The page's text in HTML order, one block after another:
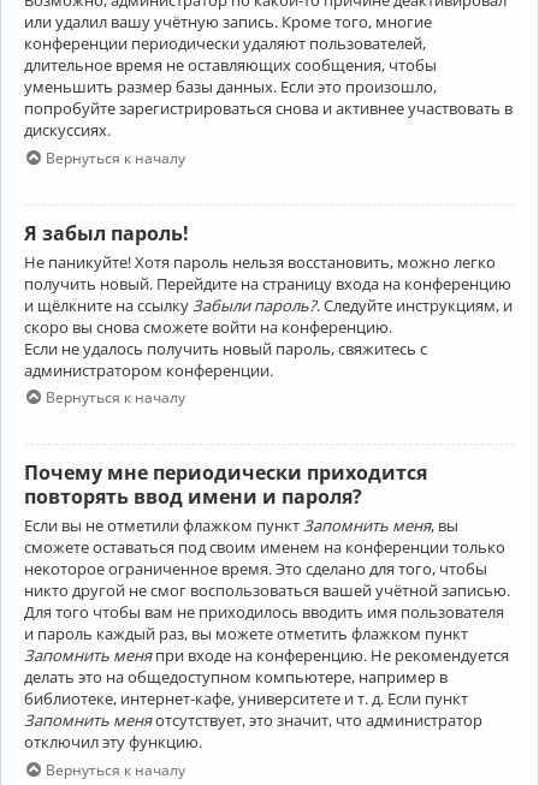
или удалил вашу учётную запись. Кроме того, многие
конференции периодически удаляют пользователей,
длительное время не оставляющих сообщения, чтобы
уменьшить размер базы данных. Если это произошло,
попробуйте зарегистрироваться снова и активнее участвовать в
дискуссиях.
Вернуться к началу
Я забыл пароль!
Не паникуйте! Хотя пароль нельзя восстановить, можно легко
получить новый. Перейдите на страницу входа на конференцию
и щёлкните на ссылку Забыли пароль?. Следуйте инструкциям, и
скоро вы снова сможете войти на конференцию.
Если не удалось получить новый пароль, свяжитесь с
администратором конференции.
Вернуться к началу
Почему мне периодически приходится
повторять ввод имени и пароля?
Если вы не отметили флажком пунктЗапомнить меня, вы
сможете оставаться под своим именем на конференции только
некоторое ограниченное время. Это сделано для того, чтобы
никто другой не смог воспользоваться вашей учётной записью.
Для того чтобы вам не приходилось вводить имя пользователя
и пароль каждый раз, вы можете отметить флажком пункт
Запомнить меняпри входе на конференцию. Не рекомендуется
делать это на общедоступном компьютере, например в
библиотеке, интернет-кафе, университете и т. д. Если пункт
Запомнить меняотсутствует, это значит, что администратор
отключил эту функцию.
Вернуться к началу